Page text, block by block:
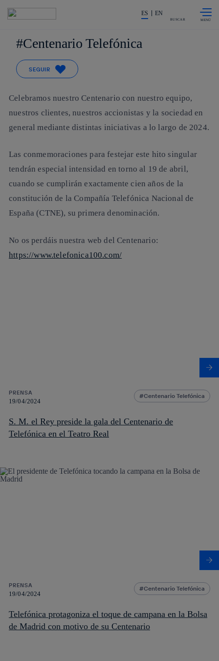
La acción en accionistas e
ES EN
BUSCAR
Centenario Telefónica
SEGUIR
Celebramos nuestro Centenario con nuestro equipo,
nuestros clientes, nuestros accionistas y la sociedad en
general mediante distintas iniciativas a lo largo de 2024.
Las conmemoraciones para festejar este hito singular
tendrán especial intensidad en torno al 19 de abril,
cuando se cumplirán exactamente cien años de la
constitución de la Compañía Telefónica Nacional de
España (CTNE), su primera denominación.
No os perdáis nuestra web del Centenario:
https://www.telefonica100.com/
PRENSA
19/04/2024
Centenario Telefónica
S. M. el Rey preside la gala del Centenario de
Telefónica en el Teatro Real
PRENSA
19/04/2024
Centenario Telefónica
Telefónica protagoniza el toque de campana en la Bolsa
de Madrid con motivo de su Centenario